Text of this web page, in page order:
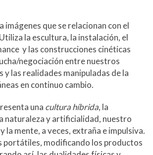
imágenes que se relacionan con el
la escultura, la instalación, el
y las construcciones cinéticas
negociación entre nuestros
y las realidades manipuladas de la
en continuo cambio.
una cultura híbrida, la
naturaleza y artificialidad, nuestro
la mente, a veces, extraña e impulsiva.
portátiles, modificando los productos